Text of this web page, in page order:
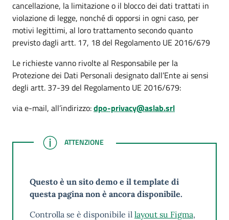
cancellazione, la limitazione o il blocco dei dati trattati in
violazione di legge, nonché di opporsi in ogni caso, per
motivi legittimi, al loro trattamento secondo quanto
previsto dagli artt. 17, 18 del Regolamento UE 2016/679
Le richieste vanno rivolte al Responsabile per la
Protezione dei Dati Personali designato dall’Ente ai sensi
degli artt. 37-39 del Regolamento UE 2016/679:
via e-mail, all’indirizzo:dpo-privacy@aslab.srl
ATTENZIONE
ATTENZIONE
Questo è un sito demo e il template di
questa pagina non è ancora disponibile.
Controlla se è disponibile il layout su Figma,